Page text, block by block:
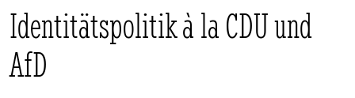
politik
öko
Identitätspolitik à la CDU und
AfD